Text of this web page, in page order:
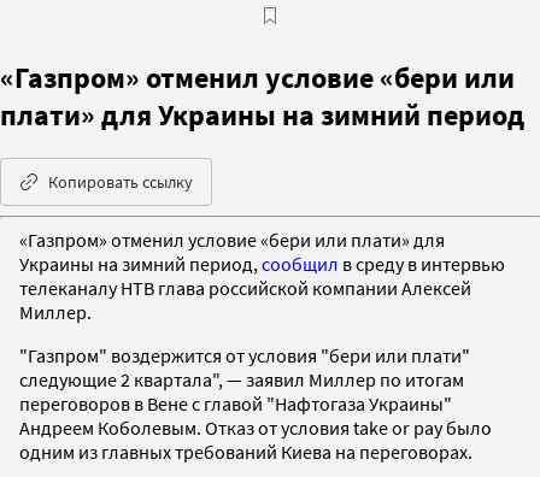
«Газпром» отменил условие «бери или
плати» для Украины на зимний период
Копировать ссылку
«Газпром» отменил условие «бери или плати» для
Украины на зимний период, сообщил в среду в интервью
телеканалу НТВ глава российской компании Алексей
Миллер.
"Газпром" воздержится от условия "бери или плати"
следующие 2 квартала", — заявил Миллер по итогам
переговоров в Вене с главой "Нафтогаза Украины"
Андреем Коболевым. Отказ от условия take or pay было
одним из главных требований Киева на переговорах.